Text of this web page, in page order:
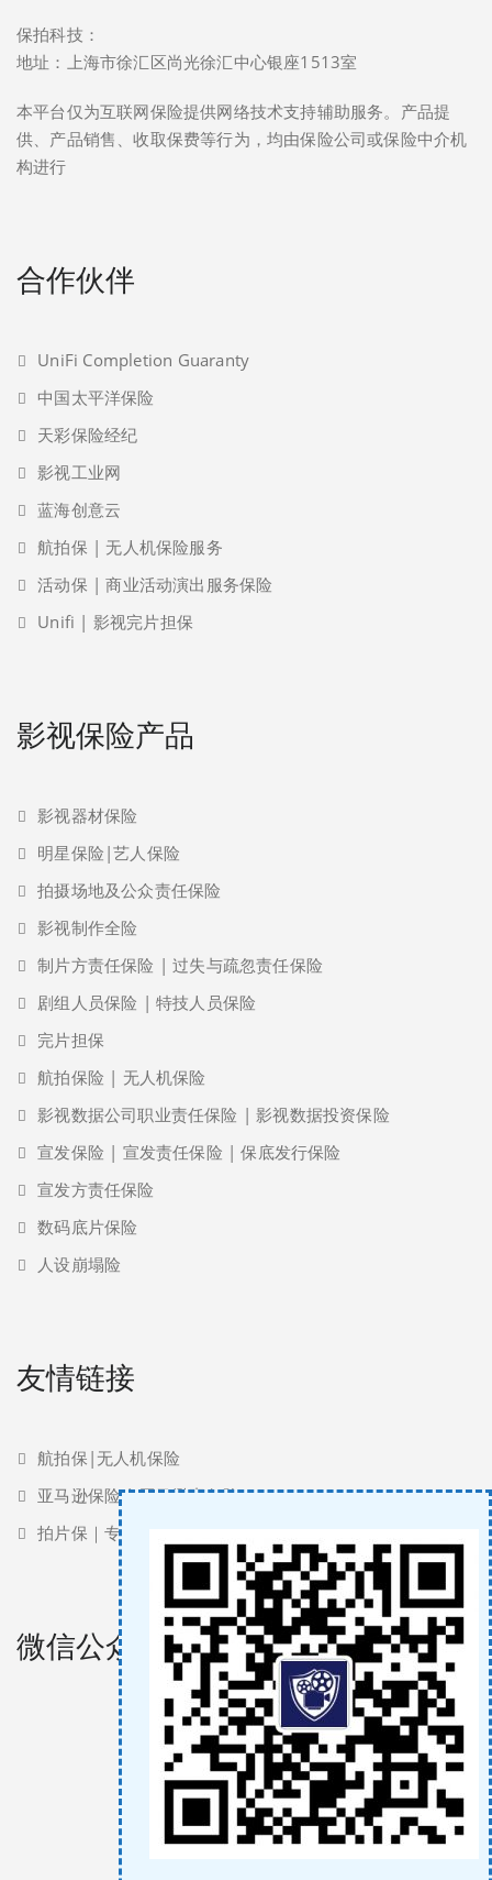
保拍科技：
地址：上海市徐汇区尚光徐汇中心银座1513室
本平台仅为互联网保险提供网络技术支持辅助服务。产品提
供、产品销售、收取保费等行为，均由保险公司或保险中介机
构进行
合作伙伴
UniFi Completion Guaranty
中国太平洋保险
天彩保险经纪
影视工业网
蓝海创意云
航拍保 | 无人机保险服务
活动保 | 商业活动演出服务保险
Unifi | 影视完片担保
影视保险产品
影视器材保险
明星保险|艺人保险
拍摄场地及公众责任保险
影视制作全险
制片方责任保险 | 过失与疏忽责任保险
剧组人员保险 | 特技人员保险
完片担保
航拍保险 | 无人机保险
影视数据公司职业责任保险 | 影视数据投资保险
宣发保险 | 宣发责任保险 | 保底发行保险
宣发方责任保险
数码底片保险
人设崩塌险
友情链接
航拍保|无人机保险
亚马逊保险 | 亚马逊责任险
拍片保｜专业影视保险服务商
微信公众号